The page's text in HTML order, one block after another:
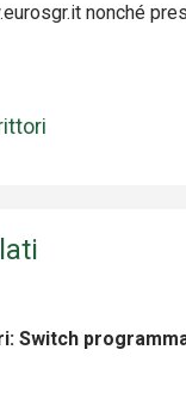
nonché
Switch